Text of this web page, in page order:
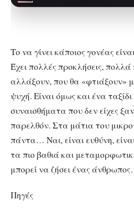
Το να γίνει κάποιος γονέας
Έχει πολλές προκλήσεις,
αλλάξουν, που θα «φτιάξουν»
ψυχή. Είναι όμως και ένα
συναισθήματα που δεν είχες
παρελθόν. Στα μάτια του
πάντα… Ναι, είναι ευθύνη,
τα πιο βαθιά και
μπορεί να ζήσει ένας
Πηγές